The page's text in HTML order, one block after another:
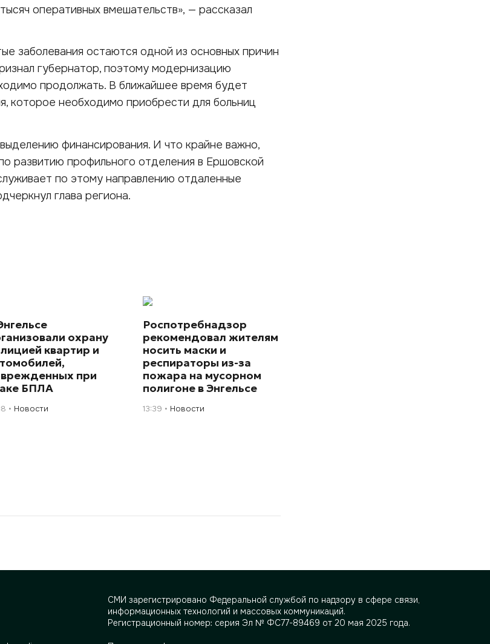
оперативных вмешательств», — рассказал
заболевания остаются одной из основных причин
губернатор, поэтому модернизацию
продолжать. В ближайшее время будет
которое необходимо приобрести для больниц
финансирования. И что крайне важно,
развитию профильного отделения в Ершовской
по этому направлению отдаленные
глава региона.
охрану
квартир и
при
БПЛА
Новости
Роспотребнадзор
рекомендовал жителям
носить маски и
респираторы из-за
пожара на мусорном
полигоне в Энгельсе
13:39 Новости
СМИ зарегистрировано Федеральной службой по надзору в сфере связи,
информационных технологий и массовых коммуникаций.
Регистрационный номер: серия Эл № ФС77-89469 от 20 мая 2025 года.